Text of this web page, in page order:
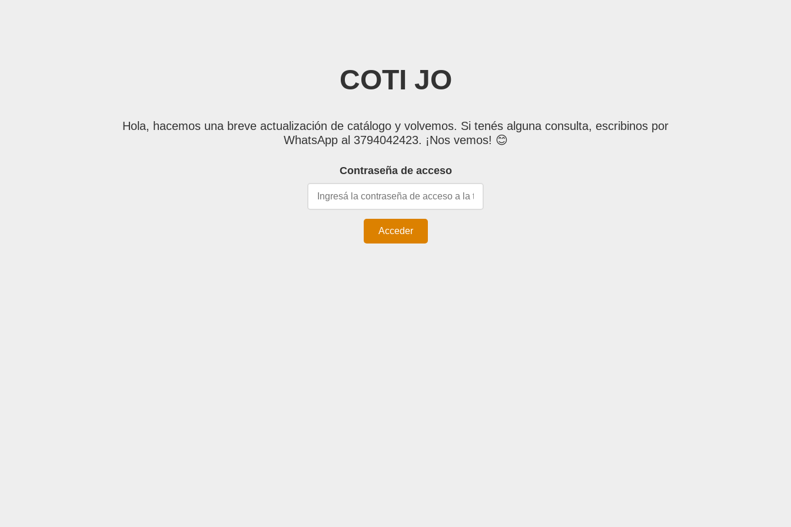
COTI JO
Hola, hacemos una breve actualización de catálogo y volvemos. Si tenés alguna consulta, escribinos por
WhatsApp al 3794042423. ¡Nos vemos! 😊
Contraseña de acceso
Acceder